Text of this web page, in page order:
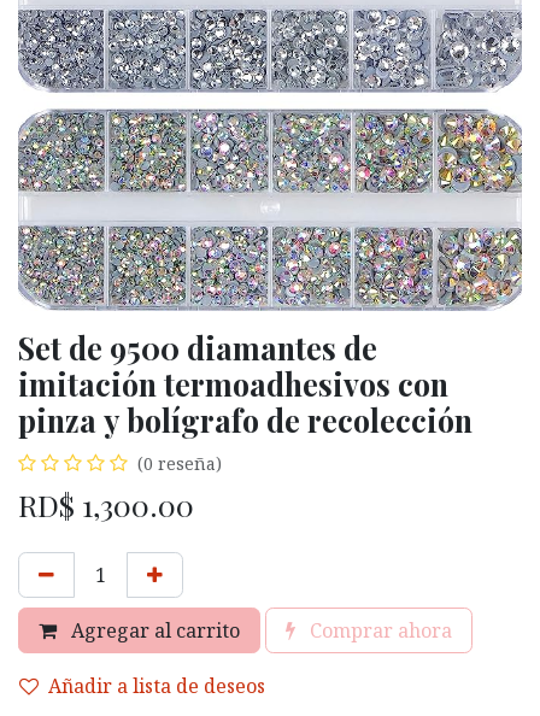
Set de 9500 diamantes de
imitación termoadhesivos con
pinza y bolígrafo de recolección
(0 reseña)
RD$ 1,300.00
Agregar al carrito Comprar ahora
Añadir a lista de deseos